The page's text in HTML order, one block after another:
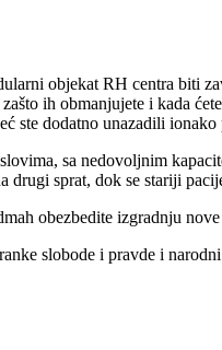
objekat RH centra biti
ih obmanjujete i kada
ste dodatno unazadili
sa nedovoljnim
drugi sprat, dok se stariji
obezbedite izgradnju
slobode i pravde i